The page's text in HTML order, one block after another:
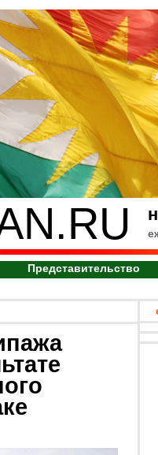
Представительство